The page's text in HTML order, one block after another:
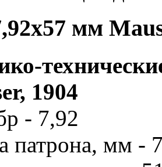
мм
1904
- 7,92
патрона, мм -